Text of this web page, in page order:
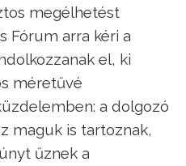
megélhetést
Fórum arra kéri a
el, ki
méretűvé
a dolgozó
maguk is tartoznak,
űznek a